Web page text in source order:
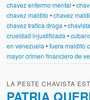
chavez enfermo mental •
chavez maldito •chavez
chavez trafica droga •
crueldad injustificada •
en venezuela •fuera maldito
mayor crimen financiero de
LA PESTE CHAVISTA